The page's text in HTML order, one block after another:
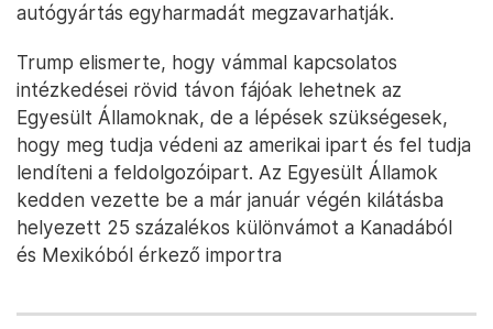
autógyártás egyharmadát megzavarhatják.
Trump elismerte, hogy vámmal kapcsolatos
intézkedései rövid távon fájóak lehetnek az
Egyesült Államoknak, de a lépések szükségesek,
hogy meg tudja védeni az amerikai ipart és fel tudja
lendíteni a feldolgozóipart. Az Egyesült Államok
kedden vezette be a már január végén kilátásba
helyezett 25 százalékos különvámot a Kanadából
és Mexikóból érkező importra